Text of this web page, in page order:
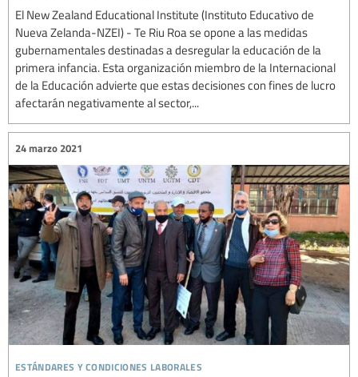
El New Zealand Educational Institute (Instituto Educativo de
Nueva Zelanda-NZEI) - Te Riu Roa se opone a las medidas
gubernamentales destinadas a desregular la educación de la
primera infancia. Esta organización miembro de la Internacional
de la Educación advierte que estas decisiones con fines de lucro
afectarán negativamente al sector,...
estándares y condiciones laborales
24 marzo 2021